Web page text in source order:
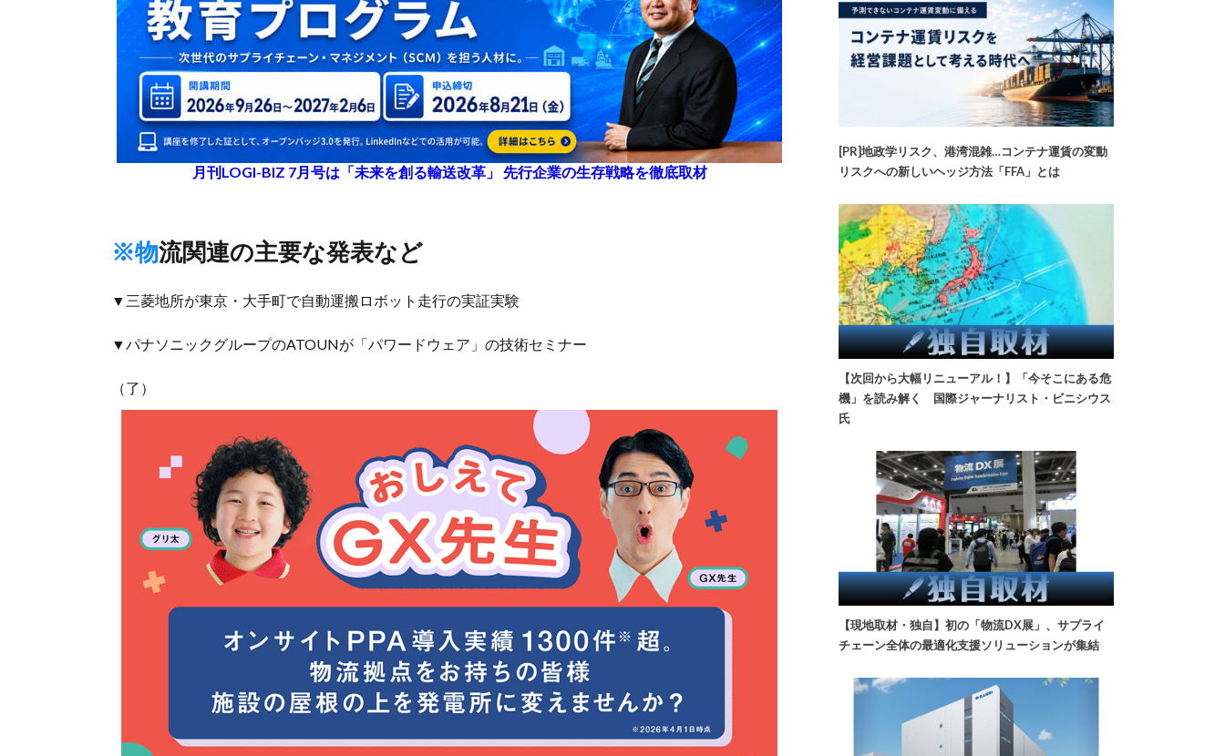
月刊LOGI-BIZ 7月号は「未来を創る輸送改革」 先行企業の生存戦略を徹底取材
※物流関連の主要な発表など
▼三菱地所が東京・大手町で自動運搬ロボット走行の実証実験
▼パナソニックグループのATOUNが「パワードウェア」の技術セミナー
（了）
[PR]地政学リスク、港湾混雑…コンテナ運賃の変動
リスクへの新しいヘッジ方法「FFA」とは
【次回から大幅リニューアル！】「今そこにある危
機」を読み解く 国際ジャーナリスト・ビニシウス
氏
【現地取材・独自】初の「物流DX展」、サプライ
チェーン全体の最適化支援ソリューションが集結